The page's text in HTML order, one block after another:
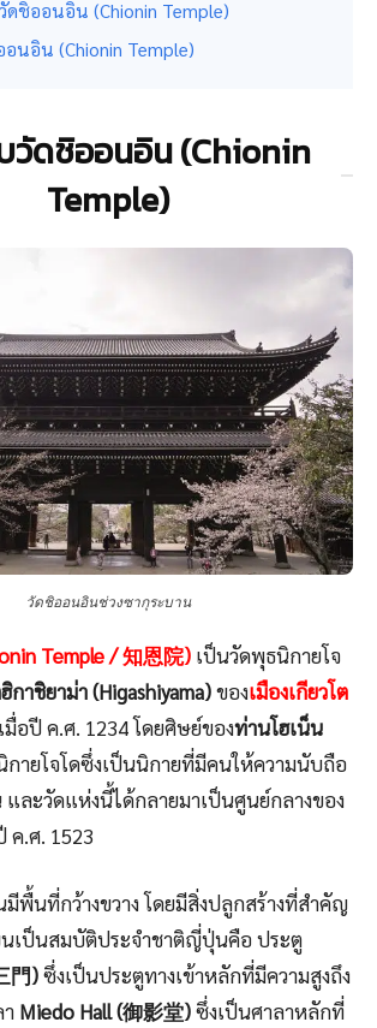
ดชิออนอิน (Chionin Temple)
อนอิน (Chionin Temple)
วัดชิออนอิน (Chionin
Temple)
วัดชิออนอินช่วงซากุระบาน
Temple / 知恩院) เป็นวัดพุธนิกายโจ
กาชิยาม่า (Higashiyama)ของเมืองเกียวโต
มื่อปี ค.ศ. 1234 โดยศิษย์ของท่านโฮเน็น
กายโจโดซึ่งเป็นนิกายที่มีคนให้ความนับถือ
ละวัดแห่งนี้ได้กลายมาเป็นศูนย์กลางของ
ค.ศ. 1523
พื้นที่กว้างขวาง โดยมีสิ่งปลูกสร้างที่สำคัญ
เป็นสมบัติประจำชาติญี่ปุ่นคือ ประตู
門)ซึ่งเป็นประตูทางเข้าหลักที่มีความสูงถึง
Miedo Hall (御影堂)ซึ่งเป็นศาลาหลักที่